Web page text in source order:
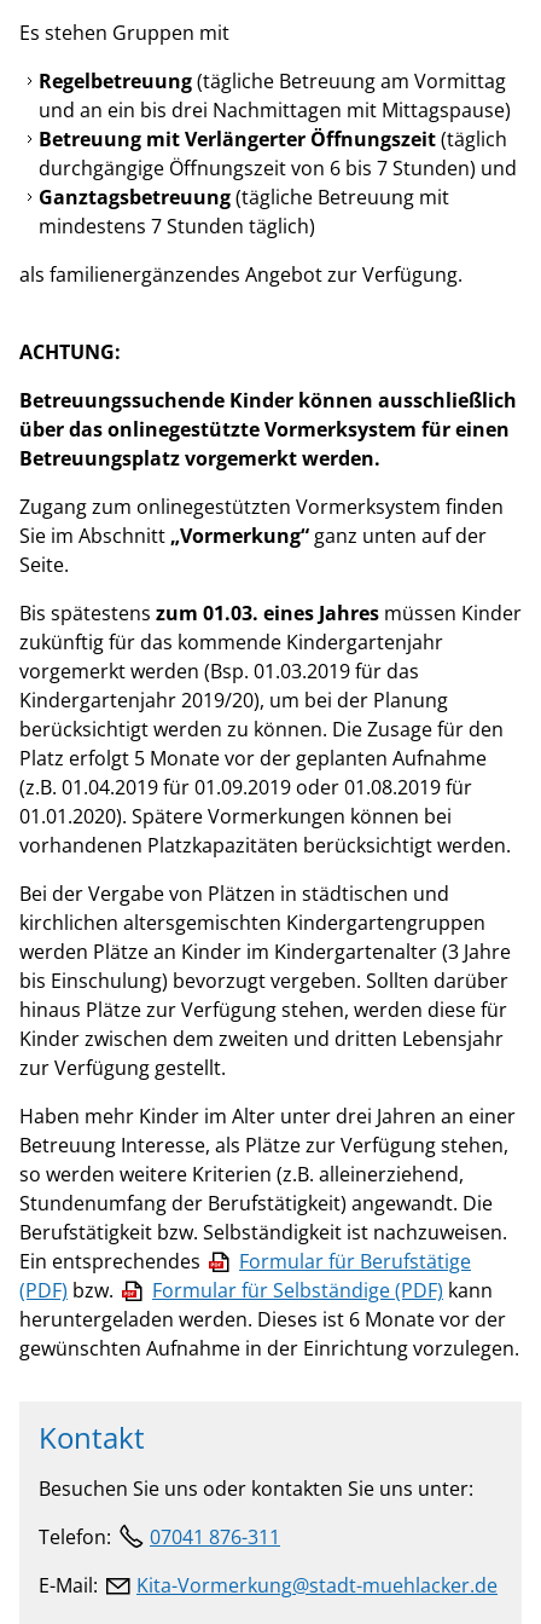
Es stehen Gruppen mit
Regelbetreuung(tägliche Betreuung am Vormittag
und an ein bis drei Nachmittagen mit Mittagspause)
Betreuung mit Verlängerter Öffnungszeit(täglich
durchgängige Öffnungszeit von 6 bis 7 Stunden) und
Ganztagsbetreuung(tägliche Betreuung mit
mindestens 7 Stunden täglich)
als familienergänzendes Angebot zur Verfügung.
ACHTUNG:
Betreuungssuchende Kinder können ausschließlich
über das onlinegestützte Vormerksystem für einen
Betreuungsplatz vorgemerkt werden.
Zugang zum onlinegestützten Vormerksystem finden
Sie im Abschnitt „Vormerkung“ ganz unten auf der
Seite.
Bis spätestens zum 01.03. eines Jahres müssen Kinder
zukünftig für das kommende Kindergartenjahr
vorgemerkt werden (Bsp. 01.03.2019 für das
Kindergartenjahr 2019/20), um bei der Planung
berücksichtigt werden zu können. Die Zusage für den
Platz erfolgt 5 Monate vor der geplanten Aufnahme
(z.B. 01.04.2019 für 01.09.2019 oder 01.08.2019 für
01.01.2020). Spätere Vormerkungen können bei
vorhandenen Platzkapazitäten berücksichtigt werden.
Bei der Vergabe von Plätzen in städtischen und
kirchlichen altersgemischten Kindergartengruppen
werden Plätze an Kinder im Kindergartenalter (3 Jahre
bis Einschulung) bevorzugt vergeben. Sollten darüber
hinaus Plätze zur Verfügung stehen, werden diese für
Kinder zwischen dem zweiten und dritten Lebensjahr
zur Verfügung gestellt.
Haben mehr Kinder im Alter unter drei Jahren an einer
Betreuung Interesse, als Plätze zur Verfügung stehen,
so werden weitere Kriterien (z.B. alleinerziehend,
Stundenumfang der Berufstätigkeit) angewandt. Die
Berufstätigkeit bzw. Selbständigkeit ist nachzuweisen.
Ein entsprechendes
Formular für Berufstätige
(PDF) bzw. Formular für Selbständige (PDF) kann
heruntergeladen werden. Dieses ist 6 Monate vor der
gewünschten Aufnahme in der Einrichtung vorzulegen.
Kontakt
Besuchen Sie uns oder kontakten Sie uns unter:
Telefon:
07041 876-311
E-Mail:
Kt -V rm rk ng st dt-m hl ck r d